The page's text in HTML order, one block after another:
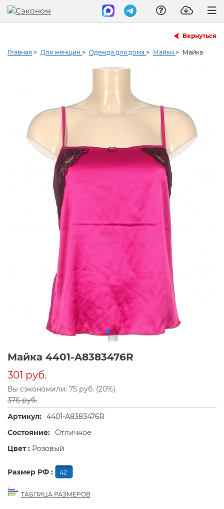
Вернуться
Главная > Для женщин > Одежда для дома > Майки > Майка
Майка 4401-A8383476R
301 руб.
Вы сэкономили: 75 руб. (20%)
376 руб.
Артикул: 4401-A8383476R
Состояние: Отличное
Цвет : Розовый
Размер РФ : 42
ТАБЛИЦА РАЗМЕРОВ